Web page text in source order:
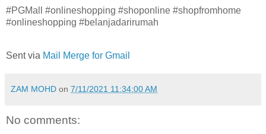
#PGMall #onlineshopping #shoponline #shopfromhome
#onlineshopping #belanjadarirumah
Sent via Mail Merge for Gmail
ZAM MOHD on 7/11/2021 11:34:00 AM
No comments: